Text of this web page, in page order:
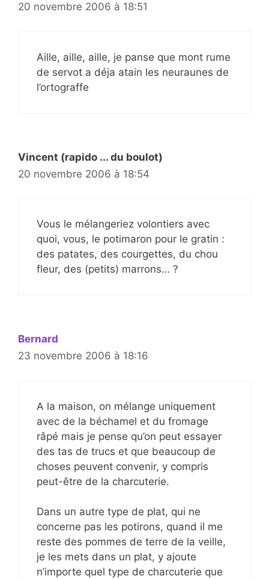
20 novembre 2006 à 18:51
Aille, aille, aille, je panse que mont rume
de servot a déja atain les neuraunes de
l’ortograffe
Vincent (rapido ... du boulot)
20 novembre 2006 à 18:54
Vous le mélangeriez volontiers avec
quoi, vous, le potimaron pour le gratin :
des patates, des courgettes, du chou
fleur, des (petits) marrons… ?
Bernard
23 novembre 2006 à 18:16
A la maison, on mélange uniquement
avec de la béchamel et du fromage
râpé mais je pense qu’on peut essayer
des tas de trucs et que beaucoup de
choses peuvent convenir, y compris
peut-être de la charcuterie.
Dans un autre type de plat, qui ne
concerne pas les potirons, quand il me
reste des pommes de terre de la veille,
je les mets dans un plat, y ajoute
n’importe quel type de charcuterie que